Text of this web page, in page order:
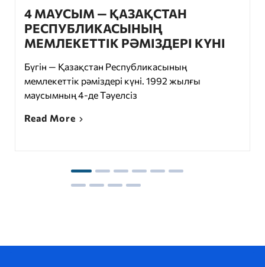
4 МАУСЫМ — ҚАЗАҚСТАН
РЕСПУБЛИКАСЫНЫҢ
МЕМЛЕКЕТТІК РӘМІЗДЕРІ КҮНІ
Бүгін — Қазақстан Республикасының
мемлекеттік рәміздері күні. 1992 жылғы
маусымның 4-де Тәуелсіз
Read More